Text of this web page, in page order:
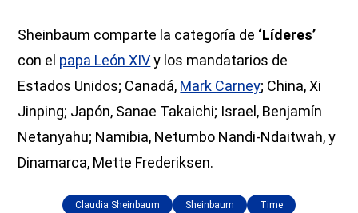
Sheinbaum comparte la categoría de ‘Líderes’
con el papa León XIVy los mandatarios de
Estados Unidos; Canadá, Mark Carney; China, Xi
Jinping; Japón, Sanae Takaichi; Israel, Benjamín
Netanyahu; Namibia, Netumbo Nandi-Ndaitwah, y
Dinamarca, Mette Frederiksen.
Claudia Sheinbaum Sheinbaum Time